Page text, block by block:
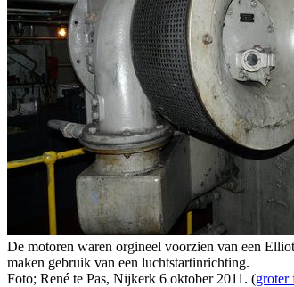
De motoren waren orgineel voorzien van een
maken gebruik van een luchtstartinrichting.
Foto; René te Pas, Nijkerk 6 oktober 2011. (groter